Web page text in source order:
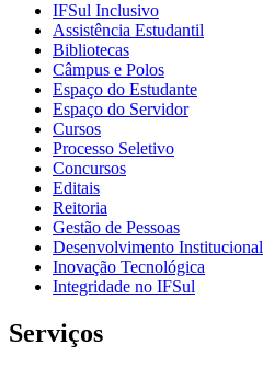
IFSul Inclusivo
Assistência Estudantil
Bibliotecas
Câmpus e Polos
Espaço do Estudante
Espaço do Servidor
Cursos
Processo Seletivo
Concursos
Editais
Reitoria
Gestão de Pessoas
Desenvolvimento Institucional
Inovação Tecnológica
Integridade no IFSul
Serviços